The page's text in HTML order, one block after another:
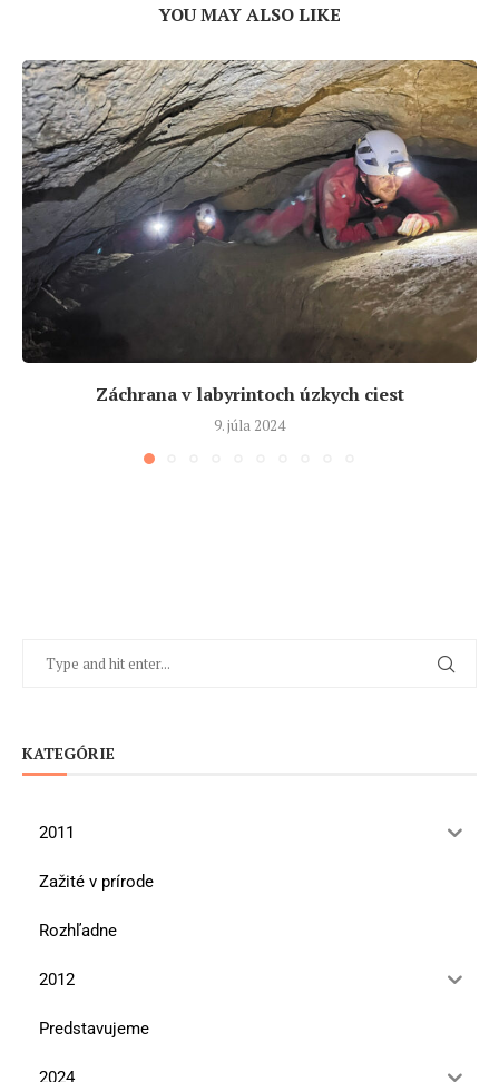
YOU MAY ALSO LIKE
Záchrana v labyrintoch úzkych ciest
9. júla 2024
KATEGÓRIE
2011
Zažité v prírode
Rozhľadne
2012
Predstavujeme
2024